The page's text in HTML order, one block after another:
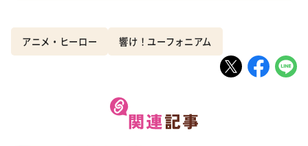
アニメ・ヒーロー 響け！ユーフォニアム